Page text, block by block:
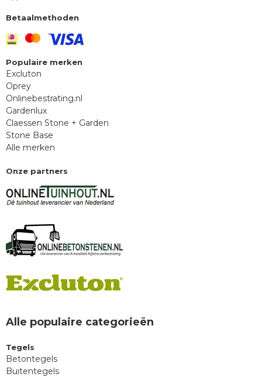
Betaalmethoden
Populaire merken
Excluton
Oprey
Onlinebestrating.nl
Gardenlux
Claessen Stone + Garden
Stone Base
Alle merken
Onze partners
Alle populaire categorieën
Tegels
Betontegels
Buitentegels